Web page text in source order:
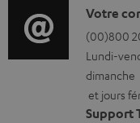
o
r
m
a
t
D
é
t
a
i
Votre
(00)800
Lundi-
dimanche
et jours
Support